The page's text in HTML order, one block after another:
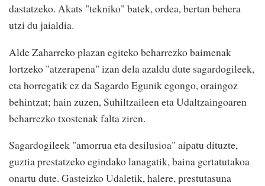
dastatzeko. Akats "tekniko" batek, ordea, bertan behera
utzi du jaialdia.
Alde Zaharreko plazan egiteko beharrezko baimenak
lortzeko "atzerapena" izan dela azaldu dute sagardogileek,
eta horregatik ez da Sagardo Egunik egongo, oraingoz
behintzat; hain zuzen, Suhiltzaileen eta Udaltzaingoaren
beharrezko txostenak falta ziren.
Sagardogileek "amorrua eta desilusioa" aipatu dituzte,
guztia prestatzeko egindako lanagatik, baina gertatutakoa
onartu dute. Gasteizko Udaletik, halere, prestutasuna